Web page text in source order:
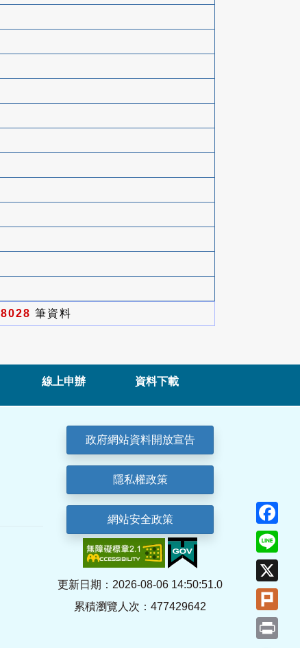
8028 筆資料
線上申辦 資料下載
政府網站資料開放宣告
隱私權政策
網站安全政策
更新日期：2026-08-06 14:50:51.0
累積瀏覽人次：477429642